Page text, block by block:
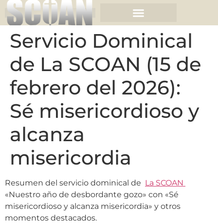
Servicio Dominical
de La SCOAN (15 de
febrero del 2026):
Sé misericordioso y
alcanza
misericordia
Resumen del servicio dominical de La SCOAN
«Nuestro año de desbordante gozo» con «Sé
misericordioso y alcanza misericordia» y otros
momentos destacados.